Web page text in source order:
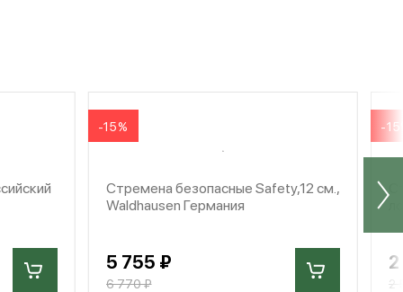
-15%
Стремена безопасные Safety,12 см.,
Waldhausen Германия
5 755 ₽
6 770 ₽
-
2